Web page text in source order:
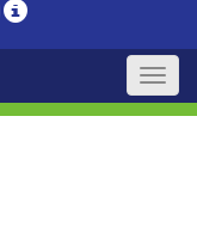
Legislação
Toggle